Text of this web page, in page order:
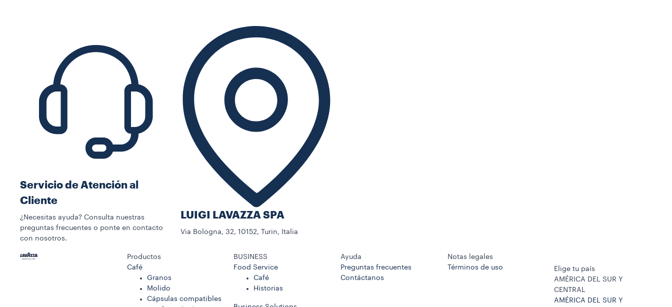
Servicio de Atención al
Cliente
¿Necesitas ayuda? Consulta nuestras
preguntas frecuentes o ponte en contacto
con nosotros.
LUIGI LAVAZZA SPA
Via Bologna, 32, 10152, Turin, Italia
Productos
Café
Granos
Molido
Cápsulas compatibles
BUSINESS
Food Service
Café
Historias
Ayuda
Preguntas frecuentes
Contáctanos
Notas legales
Términos de uso
Elige tu país
AMÉRICA DEL SUR Y
CENTRAL
AMÉRICA DEL SUR Y